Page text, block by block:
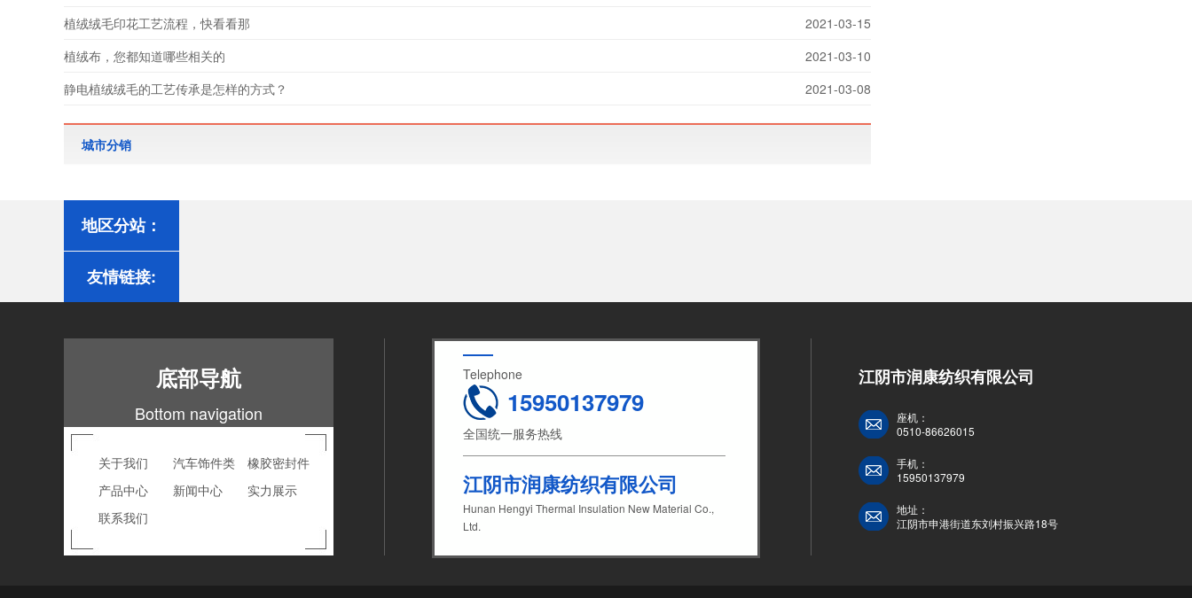
植绒绒毛印花工艺流程，快看看那
2021-03-15
植绒布，您都知道哪些相关的
2021-03-10
静电植绒绒毛的工艺传承是怎样的方式？
2021-03-08
城市分销
地区分站：
友情链接:
底部导航
Bottom navigation
关于我们 汽车饰件类
橡胶密封件
产品中心
新闻中心
实力展示
联系我们
Telephone
15950137979
全国统一服务热线
江阴市润康纺织有限公司
Hunan Hengyi Thermal Insulation New Material Co.,
Ltd.
江阴市润康纺织有限公司
座机：
0510-86626015
手机：
15950137979
地址：
江阴市申港街道东刘村振兴路18号